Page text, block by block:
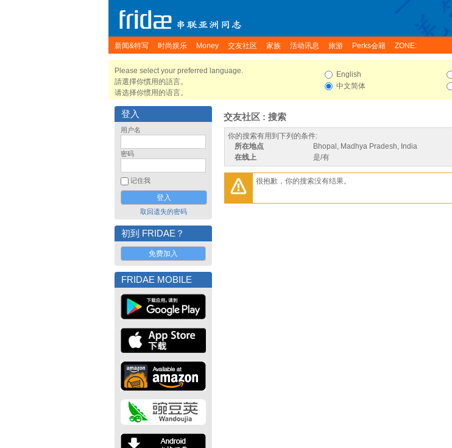
新闻&特写 时尚娱乐 Money 交友社区 家族 活动讯息 旅游 Perks会籍 ZONE:
Please select your preferred language.
請選擇你慣用的語言。
请选择你惯用的语言。
English
中文简体
登入
用户名
密码
记住我
取回遗失的密码
初到 FRIDAE？
免费加入
FRIDAE MOBILE
交友社区 : 搜索
你的搜索有用到下列的条件:
所在地点
Bhopal, Madhya Pradesh, India
在线上
是/有
很抱歉，你的搜索没有结果。